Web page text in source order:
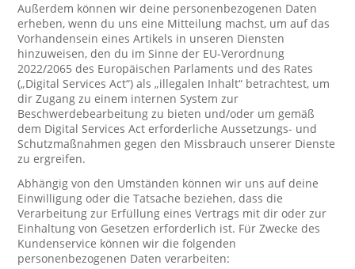
Außerdem können wir deine personenbezogenen Daten
erheben, wenn du uns eine Mitteilung machst, um auf das
Vorhandensein eines Artikels in unseren Diensten
hinzuweisen, den du im Sinne der EU-Verordnung
2022/2065 des Europäischen Parlaments und des Rates
(„Digital Services Act“) als „illegalen Inhalt“ betrachtest, um
dir Zugang zu einem internen System zur
Beschwerdebearbeitung zu bieten und/oder um gemäß
dem Digital Services Act erforderliche Aussetzungs- und
Schutzmaßnahmen gegen den Missbrauch unserer Dienste
zu ergreifen.
Abhängig von den Umständen können wir uns auf deine
Einwilligung oder die Tatsache beziehen, dass die
Verarbeitung zur Erfüllung eines Vertrags mit dir oder zur
Einhaltung von Gesetzen erforderlich ist. Für Zwecke des
Kundenservice können wir die folgenden
personenbezogenen Daten verarbeiten: